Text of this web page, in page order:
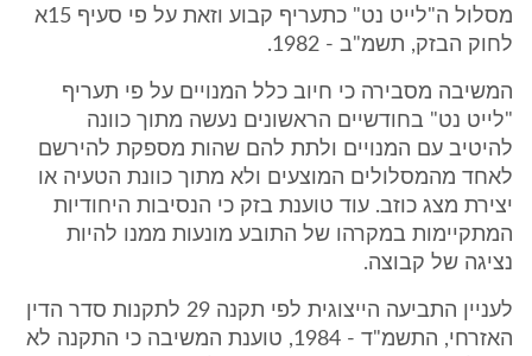
מסלול ה"לייט נט" כתעריף קבוע וזאת על פי סעיף 15א
לחוק הבזק, תשמ"ב - 1982.
המשיבה מסבירה כי חיוב כלל המנויים על פי תעריף
"לייט נט" בחודשיים הראשונים נעשה מתוך כוונה
להיטיב עם המנויים ולתת להם שהות מספקת להירשם
לאחד מהמסלולים המוצעים ולא מתוך כוונת הטעיה או
יצירת מצג כוזב. עוד טוענת בזק כי הנסיבות היחודיות
המתקיימות במקרהו של התובע מונעות ממנו להיות
נציגה של קבוצה.
לעניין התביעה הייצוגית לפי תקנה 29 לתקנות סדר הדין
האזרחי, התשמ"ד - 1984, טוענת המשיבה כי התקנה לא